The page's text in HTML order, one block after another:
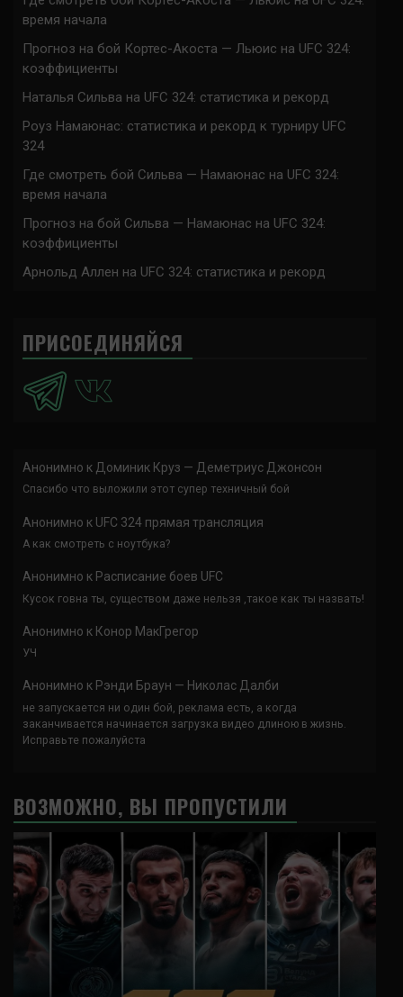
время начала
Прогноз на бой Кортес-Акоста — Льюис на UFC 324:
коэффициенты
Наталья Сильва на UFC 324: статистика и рекорд
Роуз Намаюнас: статистика и рекорд к турниру UFC
324
Где смотреть бой Сильва — Намаюнас на UFC 324:
время начала
Прогноз на бой Сильва — Намаюнас на UFC 324:
коэффициенты
Арнольд Аллен на UFC 324: статистика и рекорд
ПРИСОЕДИНЯЙСЯ
Анонимно к Доминик Круз — Деметриус Джонсон
Спасибо что выложили этот супер техничный бой
Анонимно к UFC 324 прямая трансляция
А как смотреть с ноутбука?
Анонимно к Расписание боев UFC
Кусок говна ты, существом даже нельзя ,такое как ты назвать!
Анонимно к Конор МакГрегор
УЧ
Анонимно к Рэнди Браун — Николас Далби
не запускается ни один бой, реклама есть, а когда
заканчивается начинается загрузка видео длиною в жизнь.
Исправьте пожалуйста
ВОЗМОЖНО, ВЫ ПРОПУСТИЛИ